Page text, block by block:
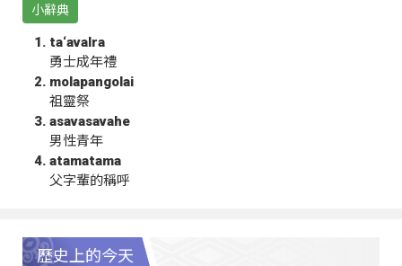
小辭典
ta‘avalra
勇士成年禮
molapangolai
祖靈祭
asavasavahe
男性青年
atamatama
父字輩的稱呼
歷史上的今天